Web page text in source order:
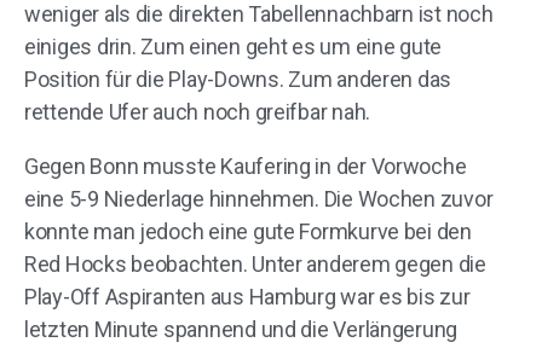
weniger als die direkten Tabellennachbarn ist noch
einiges drin. Zum einen geht es um eine gute
Position für die Play-Downs. Zum anderen das
rettende Ufer auch noch greifbar nah.
Gegen Bonn musste Kaufering in der Vorwoche
eine 5-9 Niederlage hinnehmen. Die Wochen zuvor
konnte man jedoch eine gute Formkurve bei den
Red Hocks beobachten. Unter anderem gegen die
Play-Off Aspiranten aus Hamburg war es bis zur
letzten Minute spannend und die Verlängerung